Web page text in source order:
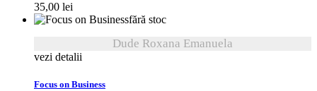
35,00 lei
fără stoc
Dude Roxana Emanuela
vezi detalii
Focus on Business